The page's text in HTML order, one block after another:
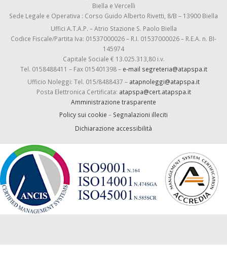
Biella e Vercelli
Sede Legale e Operativa : Corso Guido Alberto Rivetti, 8/B – 13900 Biella
Uffici A.T.A.P. – Atrio Stazione S. Paolo Biella
Codice Fiscale/Partita Iva: 01537000026 – R.I. 01537000026 – R.E.A. n. BI-
145974
Capitale Sociale € 13.025.313,80 i.v.
Tel. 0158488411 – Fax 015401398 – e-mail segreteria@atapspa.it
Ufficio Noleggi: Tel. 015/8488437 – atapnoleggi@atapspa.it
Posta Elettronica Certificata: atapspa@cert.atapspa.it
Amministrazione trasparente
Policy sui cookie – Segnalazioni illeciti
Dichiarazione accessibilità